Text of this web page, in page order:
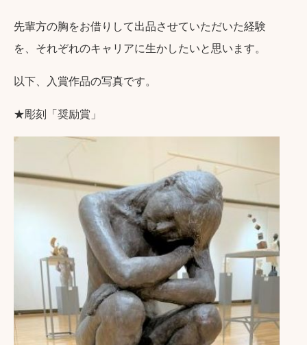
先輩方の胸をお借りして出品させていただいた経験
を、それぞれのキャリアに生かしたいと思います。
以下、入賞作品の写真です。
★彫刻「奨励賞」